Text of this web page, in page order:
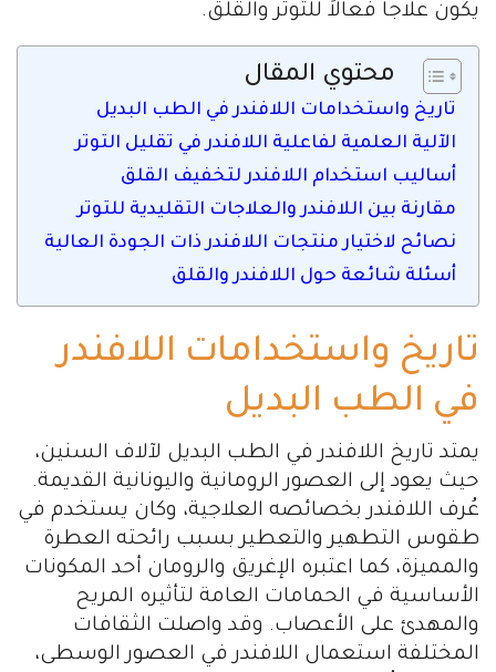
يكون علاجاً فعالاً للتوتر والقلق.
محتوي المقال
تاريخ واستخدامات اللافندر في الطب البديل
الآلية العلمية لفاعلية اللافندر في تقليل التوتر
أساليب استخدام اللافندر لتخفيف القلق
مقارنة بين اللافندر والعلاجات التقليدية للتوتر
نصائح لاختيار منتجات اللافندر ذات الجودة العالية
أسئلة شائعة حول اللافندر والقلق
تاريخ واستخدامات اللافندر
في الطب البديل
يمتد تاريخ اللافندر في الطب البديل لآلاف السنين،
حيث يعود إلى العصور الرومانية واليونانية القديمة.
عُرف اللافندر بخصائصه العلاجية، وكان يستخدم في
طقوس التطهير والتعطير بسبب رائحته العطرة
والمميزة، كما اعتبره الإغريق والرومان أحد المكونات
الأساسية في الحمامات العامة لتأثيره المريح
والمهدئ على الأعصاب. وقد واصلت الثقافات
المختلفة استعمال اللافندر في العصور الوسطى،